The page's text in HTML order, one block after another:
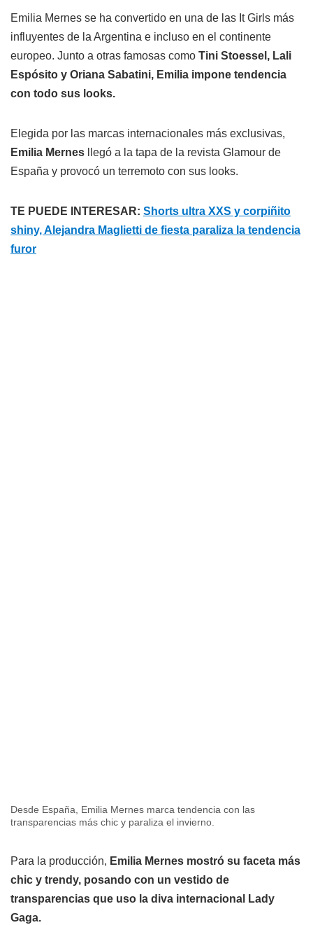
Emilia Mernes se ha convertido en una de las It Girls más
influyentes de la Argentina e incluso en el continente
europeo. Junto a otras famosas como Tini Stoessel, Lali
Espósito y Oriana Sabatini, Emilia impone tendencia
con todo sus looks.
Elegida por las marcas internacionales más exclusivas,
Emilia Mernes llegó a la tapa de la revista Glamour de
España y provocó un terremoto con sus looks.
TE PUEDE INTERESAR: Shorts ultra XXS y corpiñito
shiny, Alejandra Maglietti de fiesta paraliza la tendencia
furor
Desde España, Emilia Mernes marca tendencia con las
transparencias más chic y paraliza el invierno.
Para la producción, Emilia Mernes mostró su faceta más
chic y trendy, posando con un vestido de
transparencias que uso la diva internacional Lady
Gaga.